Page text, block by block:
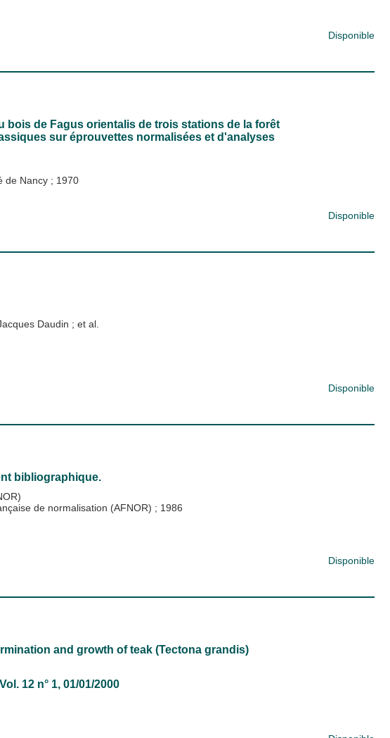
Disponible
bois de Fagus orientalis de trois stations de la forêt
sur éprouvettes normalisées et d'analyses
de Nancy ; 1970
Disponible
Daudin ; et al.
Disponible
bibliographique.
de normalisation (AFNOR) ; 1986
Disponible
and growth of teak (Tectona grandis)
12 n° 1, 01/01/2000